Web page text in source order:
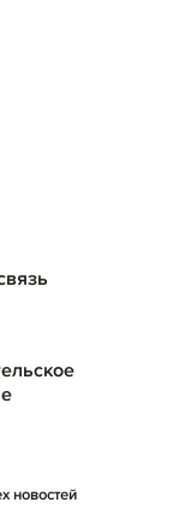
новостей